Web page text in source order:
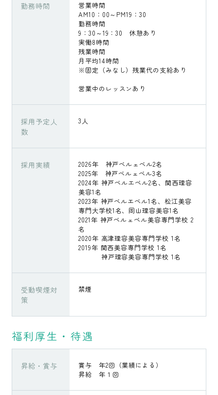
勤務時間
営業時間
AM10：00～PM19：30
勤務時間
9：30～19：30 休憩あり
実働8時間
残業時間
月平均14時間
※固定（みなし）残業代の支給あり
営業中のレッスンあり
採用予定人
数
3人
採用実績
2026年 神戸ベルェベル2名
2025年 神戸ベルェベル3名
2024年 神戸ベルエベル2名、関西理容
美容1名
2023年 神戸ベルエベル1名、松江美容
専門大学校1名、岡山理容美容1名
2021年 神戸ベルェベル美容専門学校 2
名
2020年 高津理容美容専門学校 1名
2019年 関西美容専門学校 1名
神戸理容美容専門学校 1名
受動喫煙対
策
禁煙
福利厚生・待遇
昇給・賞与
賞与 年2回（業績による）
昇給 年１回